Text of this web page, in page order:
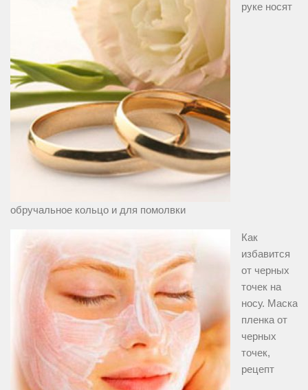
руке носят
обручальное кольцо и для помолвки
Как
избавится
от черных
точек на
носу. Маска
пленка от
черных
точек,
рецепт